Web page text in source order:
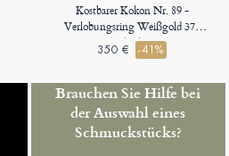
Kostbarer Kokon Nr. 89 -
Verlobungsring Weißgold 375
(9K)
350 € -41%
Brauchen Sie Hilfe bei
der Auswahl eines
Schmuckstücks?